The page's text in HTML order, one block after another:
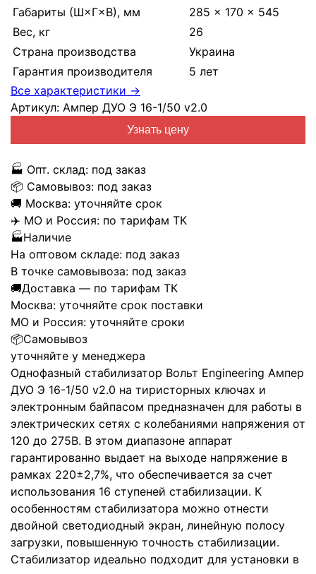
Габариты (Ш×Г×В), мм
285 × 170 × 545
Вес, кг
26
Страна производства
Украина
Гарантия производителя
5 лет
Все характеристики →
Артикул: Ампер ДУО Э 16-1/50 v2.0
Узнать цену
🏭 Опт. склад: под заказ
📦 Самовывоз: под заказ
🚚 Москва: уточняйте срок
✈️ МО и Россия: по тарифам ТК
🏭Наличие
На оптовом складе: под заказ
В точке самовывоза: под заказ
🚚Доставка — по тарифам ТК
Москва: уточняйте срок поставки
МО и Россия: уточняйте сроки
📦Самовывоз
уточняйте у менеджера
Однофазный стабилизатор Вольт Engineering Ампер
ДУО Э 16-1/50 v2.0 на тиристорных ключах и
электронным байпасом предназначен для работы в
электрических сетях с колебаниями напряжения от
120 до 275В. В этом диапазоне аппарат
гарантированно выдает на выходе напряжение в
рамках 220±2,7%, что обеспечивается за счет
использования 16 ступеней стабилизации. К
особенностям стабилизатора можно отнести
двойной светодиодный экран, линейную полосу
загрузки, повышенную точность стабилизации.
Стабилизатор идеально подходит для установки в